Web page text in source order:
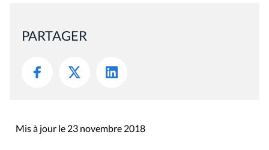
PARTAGER
Mis à jour le 23 novembre 2018